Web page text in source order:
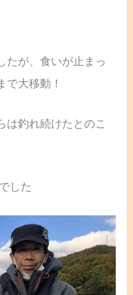
たが、食いが止まっ
で大移動！
は釣れ続けたとのこ
した